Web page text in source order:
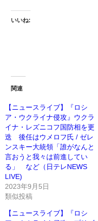
いいね:
関連
【ニュースライブ】『ロシ
ア・ウクライナ侵攻』ウクラ
イナ・レズニコフ国防相を更
迭 後任はウメロフ氏 / ゼレ
ンスキー大統領「誰がなんと
言おうと我々は前進してい
る」 など（日テレNEWS
LIVE)
2023年9月5日
類似投稿
【ニュースライブ】『ロシ